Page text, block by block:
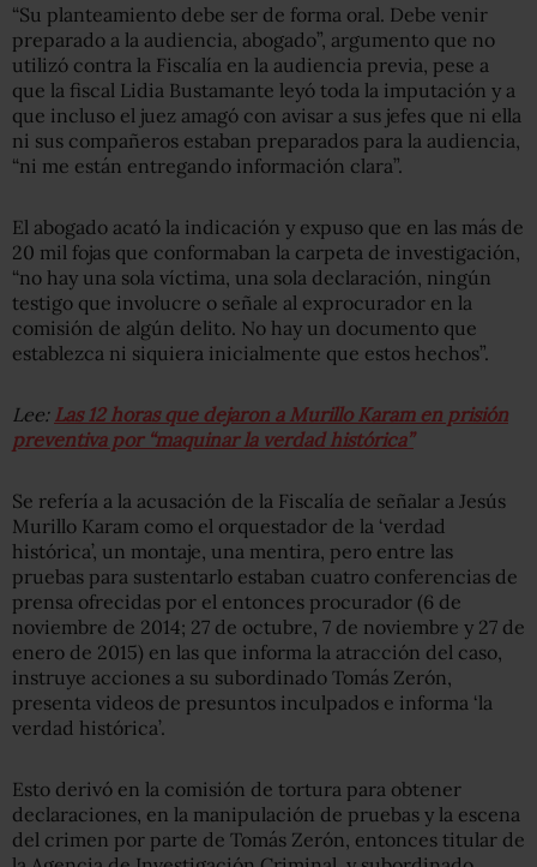
“Su planteamiento debe ser de forma oral. Debe venir
preparado a la audiencia, abogado”, argumento que no
utilizó contra la Fiscalía en la audiencia previa, pese a
que la fiscal Lidia Bustamante leyó toda la imputación y a
que incluso el juez amagó con avisar a sus jefes que ni ella
ni sus compañeros estaban preparados para la audiencia,
“ni me están entregando información clara”.
El abogado acató la indicación y expuso que en las más de
20 mil fojas que conformaban la carpeta de investigación,
“no hay una sola víctima, una sola declaración, ningún
testigo que involucre o señale al exprocurador en la
comisión de algún delito. No hay un documento que
establezca ni siquiera inicialmente que estos hechos”.
Lee: Las 12 horas que dejaron a Murillo Karam en prisión
preventiva por “maquinar la verdad histórica”
Se refería a la acusación de la Fiscalía de señalar a Jesús
Murillo Karam como el orquestador de la ‘verdad
histórica’, un montaje, una mentira, pero entre las
pruebas para sustentarlo estaban cuatro conferencias de
prensa ofrecidas por el entonces procurador (6 de
noviembre de 2014; 27 de octubre, 7 de noviembre y 27 de
enero de 2015) en las que informa la atracción del caso,
instruye acciones a su subordinado Tomás Zerón,
presenta videos de presuntos inculpados e informa ‘la
verdad histórica’.
Esto derivó en la comisión de tortura para obtener
declaraciones, en la manipulación de pruebas y la escena
del crimen por parte de Tomás Zerón, entonces titular de